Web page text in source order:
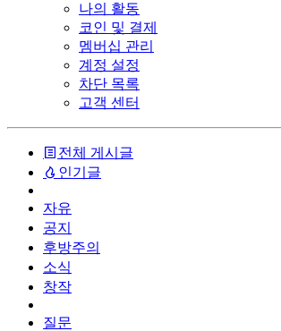
나의 활동
코인 및 결제
멤버십 관리
계정 설정
차단 목록
고객 센터
전체 게시글
인기글
자유
공지
후방주의
소식
창작
질문